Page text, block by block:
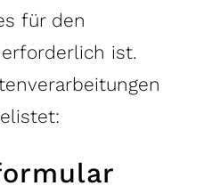
für den
ist.